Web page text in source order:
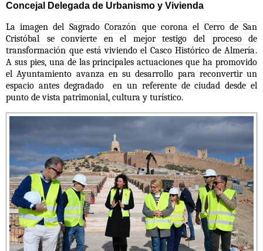
Concejal Delegada de Urbanismo y Vivienda
La imagen del Sagrado Corazón que corona el Cerro de San
Cristóbal se convierte en el mejor testigo del proceso de
transformación que está viviendo el Casco Histórico de Almería.
A sus pies, una de las principales actuaciones que ha promovido
el Ayuntamiento avanza en su desarrollo para reconvertir un
espacio antes degradado en un referente de ciudad desde el
punto de vista patrimonial, cultura y turístico.